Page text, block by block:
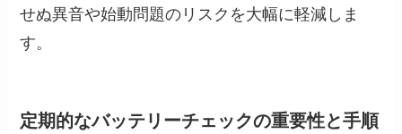
せぬ異音や始動問題のリスクを大幅に軽減しま
す。
定期的なバッテリーチェックの重要性と手順